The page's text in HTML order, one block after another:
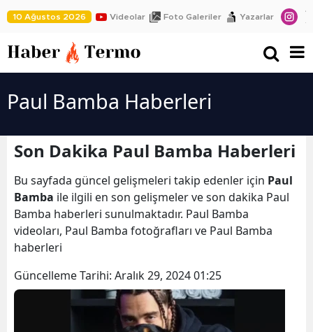
10 Ağustos 2026 Videolar Foto Galeriler Yazarlar
Paul Bamba Haberleri
Son Dakika Paul Bamba Haberleri
Bu sayfada güncel gelişmeleri takip edenler için Paul
Bamba ile ilgili en son gelişmeler ve son dakika Paul
Bamba haberleri sunulmaktadır. Paul Bamba
videoları, Paul Bamba fotoğrafları ve Paul Bamba
haberleri
Güncelleme Tarihi: Aralık 29, 2024 01:25